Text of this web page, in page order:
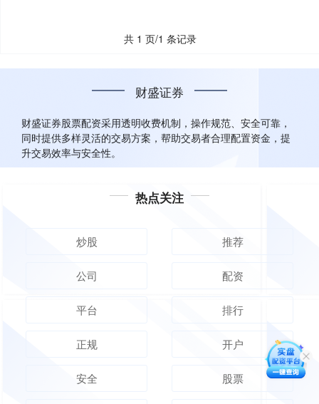
共 1 页/1 条记录
财盛证券
财盛证券股票配资采用透明收费机制，操作规范、安全可靠，
同时提供多样灵活的交易方案，帮助交易者合理配置资金，提
升交易效率与安全性。
热点关注
炒股 推荐
公司 配资
平台 排行
正规 开户
安全 股票